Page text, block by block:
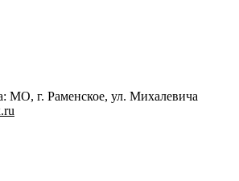
МО, г. Раменское, ул. Михалевича